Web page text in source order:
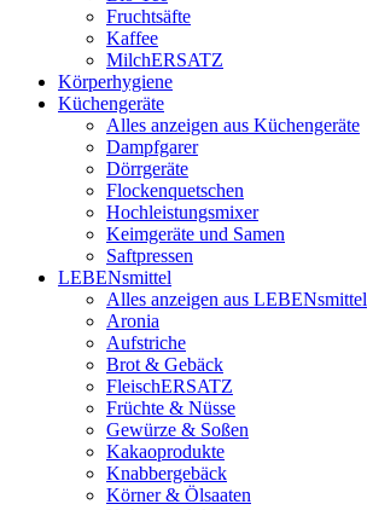
Fruchtsäfte
Kaffee
MilchERSATZ
Körperhygiene
Küchengeräte
Alles anzeigen aus Küchengeräte
Dampfgarer
Dörrgeräte
Flockenquetschen
Hochleistungsmixer
Keimgeräte und Samen
Saftpressen
LEBENsmittel
Alles anzeigen aus LEBENsmittel
Aronia
Aufstriche
Brot & Gebäck
FleischERSATZ
Früchte & Nüsse
Gewürze & Soßen
Kakaoprodukte
Knabbergebäck
Körner & Ölsaaten